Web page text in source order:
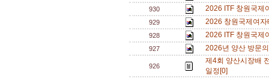
930 2026 ITF 창원국제
929 2026 창원국제여
928 2026 ITF 창원국제
927 2026년 양산 방문
926
제4회 양산시장배
일정[0]